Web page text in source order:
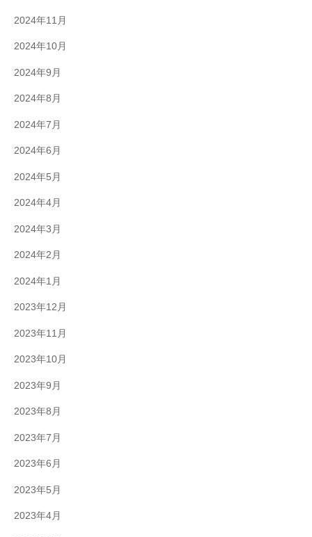
2024年11月
2024年10月
2024年9月
2024年8月
2024年7月
2024年6月
2024年5月
2024年4月
2024年3月
2024年2月
2024年1月
2023年12月
2023年11月
2023年10月
2023年9月
2023年8月
2023年7月
2023年6月
2023年5月
2023年4月